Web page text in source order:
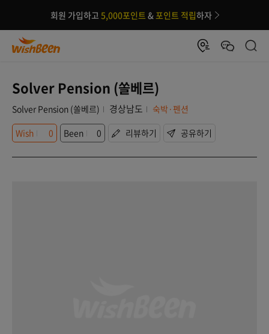
회원 가입하고 5,000포인트 &포인트 적립하자
Solver Pension (쏠베르)
Solver Pension (쏠베르) 경상남도
숙박·펜션
Wish
0 Been 0 리뷰하기 공유하기